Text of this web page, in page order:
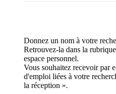
Donnez un nom à votre
Retrouvez-la dans la
espace personnel.
Vous souhaitez recevoir par
d'emploi liées à votre
la réception ».